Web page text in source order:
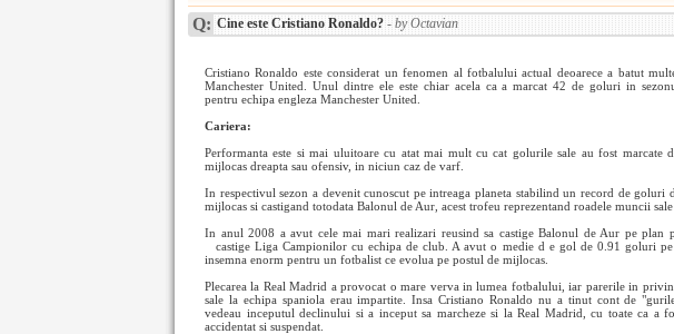
Q: Cine este Cristiano Ronaldo? - by Octavian
Cristiano Ronaldo este considerat un fenomen al fotbalului actual deoarece a batut
Manchester United. Unul dintre ele este chiar acela ca a marcat 42 de goluri in
pentru echipa engleza Manchester United.
Cariera:
Performanta este si mai uluitoare cu atat mai mult cu cat golurile sale au fost marcate
mijlocas dreapta sau ofensiv, in niciun caz de varf.
In respectivul sezon a devenit cunoscut pe intreaga planeta stabilind un record de goluri
mijlocas si castigand totodata Balonul de Aur, acest trofeu reprezentand roadele muncii sale
In anul 2008 a avut cele mai mari realizari reusind sa castige Balonul de Aur pe plan
castige Liga Campionilor cu echipa de club. A avut o medie d e gol de 0.91 goluri pe
insemna enorm pentru un fotbalist ce evolua pe postul de mijlocas.
Plecarea la Real Madrid a provocat o mare verva in lumea fotbalului, iar parerile in
sale la echipa spaniola erau impartite. Insa Cristiano Ronaldo nu a tinut cont de
vedeau inceputul declinului si a inceput sa marcheze si la Real Madrid, cu toate ca a
accidentat si suspendat.